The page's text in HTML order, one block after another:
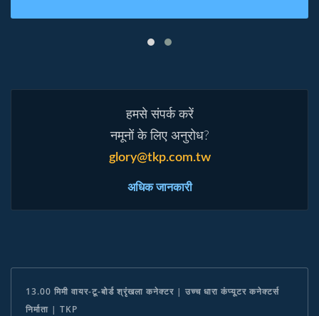
हमसे संपर्क करें
नमूनों के लिए अनुरोध?
glory@tkp.com.tw
अधिक जानकारी
13.00 मिमी वायर-टू-बोर्ड श्रृंखला कनेक्टर | उच्च धारा कंप्यूटर कनेक्टर्स
निर्माता | TKP